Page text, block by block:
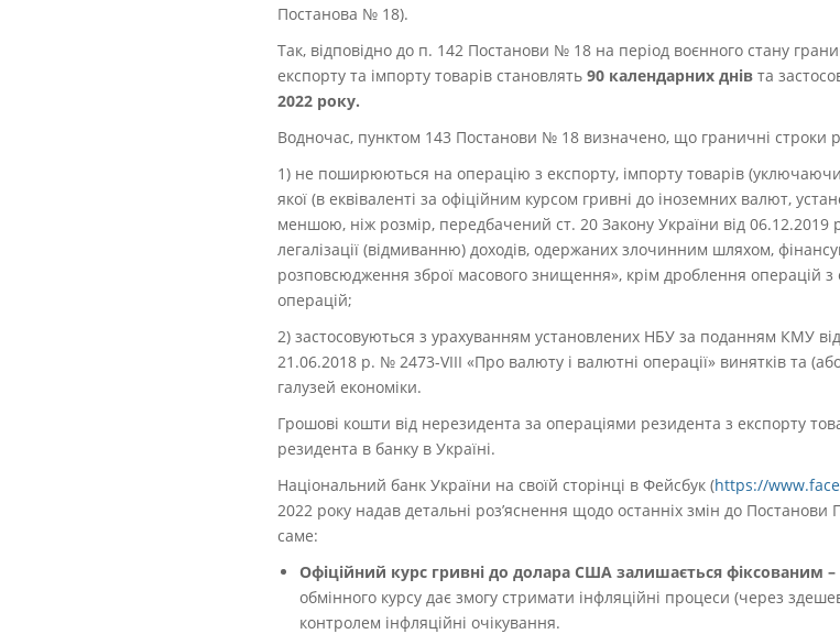
Постанова № 18).
Так, відповідно до п. 142 Постанови № 18 на період воєнного стану
експорту та імпорту товарів становлять 90 календарних днів та
2022 року.
Водночас, пунктом 143 Постанови № 18 визначено, що граничні строки
1) не поширюються на операцію з експорту, імпорту товарів
якої (в еквіваленті за офіційним курсом гривні до іноземних валют,
меншою, ніж розмір, передбачений ст. 20 Закону України від
легалізації (відмиванню) доходів, одержаних злочинним шляхом,
розповсюдження зброї масового знищення», крім дроблення операцій
операцій;
2) застосовуються з урахуванням установлених НБУ за поданням КМУ
21.06.2018 р. № 2473-VІІІ «Про валюту і валютні операції» винятків та
галузей економіки.
Грошові кошти від нерезидента за операціями резидента з експорту
резидента в банку в Україні.
Національний банк України на своїй сторінці в Фейсбук (https://
2022 року надав детальні роз’яснення щодо останніх змін до
саме:
Офіційний курс гривні до долара США залишається фіксованим –
обмінного курсу дає змогу стримати інфляційні процеси (через
контролем інфляційні очікування.